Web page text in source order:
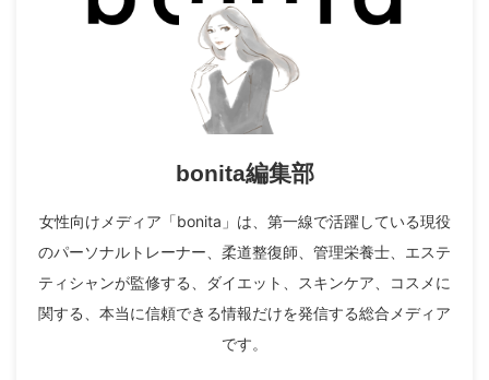
bonita編集部
女性向けメディア「bonita」は、第一線で活躍している現役
のパーソナルトレーナー、柔道整復師、管理栄養士、エステ
ティシャンが監修する、ダイエット、スキンケア、コスメに
関する、本当に信頼できる情報だけを発信する総合メディア
です。